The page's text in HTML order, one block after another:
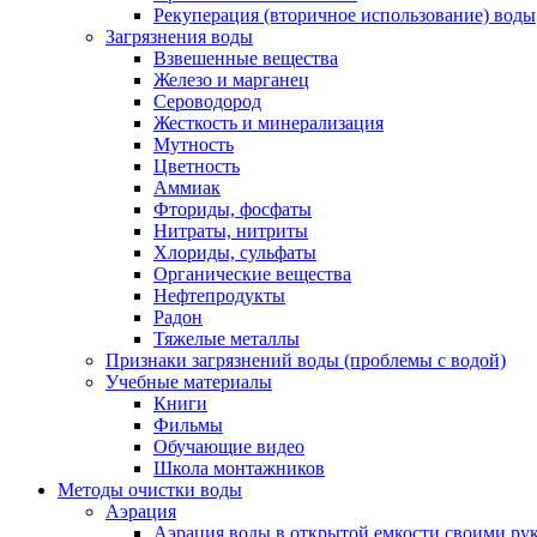
Рекуперация (вторичное использование) воды
Загрязнения воды
Взвешенные вещества
Железо и марганец
Сероводород
Жесткость и минерализация
Мутность
Цветность
Аммиак
Фториды, фосфаты
Нитраты, нитриты
Хлориды, сульфаты
Органические вещества
Нефтепродукты
Радон
Тяжелые металлы
Признаки загрязнений воды (проблемы с водой)
Учебные материалы
Книги
Фильмы
Обучающие видео
Школа монтажников
Методы очистки воды
Аэрация